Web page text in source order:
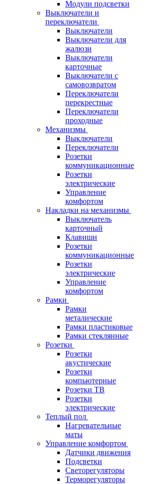
Модули подсветки
Выключатели и
переключатели
Выключатели
Выключатели для
жалюзи
Выключатели
карточные
Выключатели с
самовозвратом
Переключатели
перекрестные
Переключатели
проходные
Механизмы
Выключатели
Переключатели
Розетки
коммуникационные
Розетки
электрические
Управление
комфортом
Накладки на механизмы
Выключатель
карточный
Клавиши
Розетки
коммуникационные
Розетки
электрические
Управление
комфортом
Рамки
Рамки
металические
Рамки пластиковые
Рамки стеклянные
Розетки
Розетки
акустические
Розетки
компьютерные
Розетки ТВ
Розетки
электрические
Теплый пол
Нагревательные
маты
Управление комфортом
Датчики движения
Подсветки
Светорегуляторы
Терморегуляторы